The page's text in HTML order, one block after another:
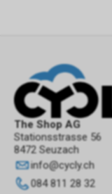
The Shop AG
Stationsstrasse 56
8472 Seuzach
info@cycly.ch
084 811 28 32